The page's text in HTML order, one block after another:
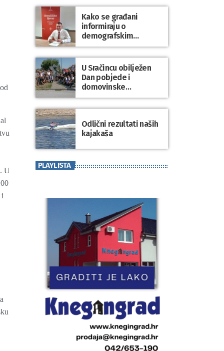
U
i
Kako se građani
informiraju o
demografskim
mjerama? Sudjelujte u
istraživanju!
U Sračincu obilježen
Dan pobjede i
domovinske
zahvalnosti te Dan
hrvatskih branitelja
Odlični rezultati naših
kajakaša
PLAYLISTA